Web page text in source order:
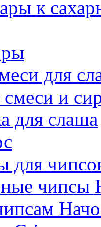
к
для
и
для слаша
для
чипсы